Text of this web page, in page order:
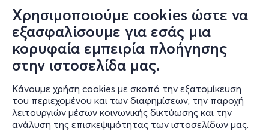
Χρησιμοποιούμε cookies ώστε να
εξασφαλίσουμε για εσάς μια
κορυφαία εμπειρία πλοήγησης
στην ιστοσελίδα μας.
Κάνουμε χρήση cookies με σκοπό την εξατομίκευση
του περιεχομένου και των διαφημίσεων, την παροχή
λειτουργιών μέσων κοινωνικής δικτύωσης και την
ανάλυση της επισκεψιμότητας των ιστοσελίδων μας.